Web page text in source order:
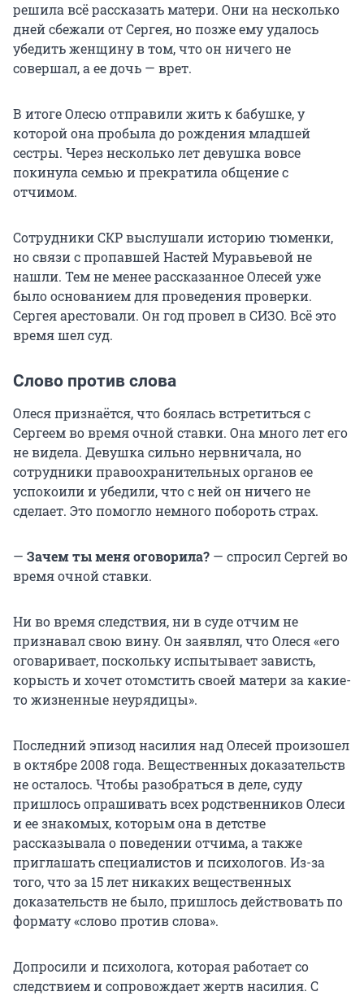
решила всё рассказать матери. Они на несколько
дней сбежали от Сергея, но позже ему удалось
убедить женщину в том, что он ничего не
совершал, а ее дочь — врет.
В итоге Олесю отправили жить к бабушке, у
которой она пробыла до рождения младшей
сестры. Через несколько лет девушка вовсе
покинула семью и прекратила общение с
отчимом.
Сотрудники СКР выслушали историю тюменки,
но связи с пропавшей Настей Муравьевой не
нашли. Тем не менее рассказанное Олесей уже
было основанием для проведения проверки.
Сергея арестовали. Он год провел в СИЗО. Всё это
время шел суд.
Слово против слова
Олеся признаётся, что боялась встретиться с
Сергеем во время очной ставки. Она много лет его
не видела. Девушка сильно нервничала, но
сотрудники правоохранительных органов ее
успокоили и убедили, что с ней он ничего не
сделает. Это помогло немного побороть страх.
— Зачем ты меня оговорила? — спросил Сергей во
время очной ставки.
Ни во время следствия, ни в суде отчим не
признавал свою вину. Он заявлял, что Олеся «его
оговаривает, поскольку испытывает зависть,
корысть и хочет отомстить своей матери за какие-
то жизненные неурядицы».
Последний эпизод насилия над Олесей произошел
в октябре 2008 года. Вещественных доказательств
не осталось. Чтобы разобраться в деле, суду
пришлось опрашивать всех родственников Олеси
и ее знакомых, которым она в детстве
рассказывала о поведении отчима, а также
приглашать специалистов и психологов. Из-за
того, что за 15 лет никаких вещественных
доказательств не было, пришлось действовать по
формату «слово против слова».
Допросили и психолога, которая работает со
следствием и сопровождает жертв насилия. С